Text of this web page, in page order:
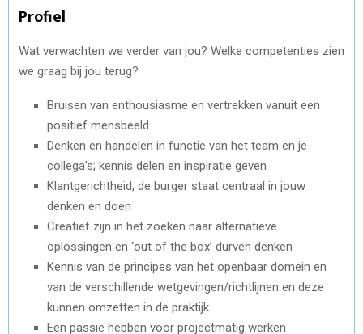
Profiel
Wat verwachten we verder van jou? Welke competenties zien
we graag bij jou terug?
Bruisen van enthousiasme en vertrekken vanuit een
positief mensbeeld
Denken en handelen in functie van het team en je
collega’s; kennis delen en inspiratie geven
Klantgerichtheid, de burger staat centraal in jouw
denken en doen
Creatief zijn in het zoeken naar alternatieve
oplossingen en ‘out of the box’ durven denken
Kennis van de principes van het openbaar domein en
van de verschillende wetgevingen/richtlijnen en deze
kunnen omzetten in de praktijk
Een passie hebben voor projectmatig werken